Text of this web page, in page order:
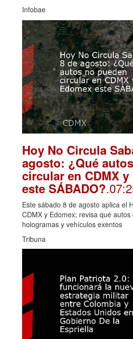
Infobae
Hoy No Circula
agosto: ¿Qué
circular en CDMX
este SÁBADO?
Este sábado 8 de agosto aplica el
CDMX y Edomex; revisa qué
hologramas y vehículos exentos
Tribuna